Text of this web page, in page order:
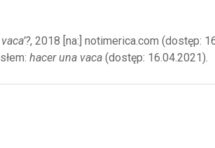
, 2018 [na:] notimerica.com (dostęp:
hacer una vaca (dostęp: 16.04.2021).